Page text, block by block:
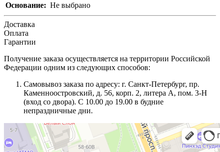
Основание: Не выбрано
Доставка
Оплата
Гарантии
Получение заказа осуществляется на территории Российской
Федерации одним из следующих способов:
Самовывоз заказа по адресу: г. Санкт-Петербург, пр.
Каменноостровский, д. 56, корп. 2, литера А, пом. 3-Н
(вход со двора). С 10.00 до 19.00 в будние
непраздничные дни.